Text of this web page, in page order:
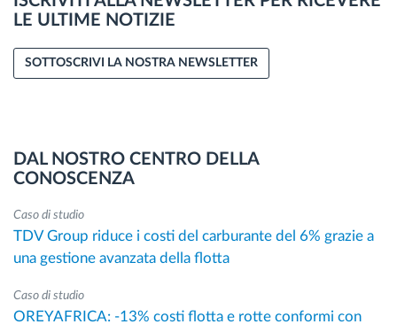
LE ULTIME NOTIZIE
SOTTOSCRIVI LA NOSTRA NEWSLETTER
DAL NOSTRO CENTRO DELLA
CONOSCENZA
Caso di studio
TDV Group riduce i costi del carburante del 6% grazie a
una gestione avanzata della flotta
Caso di studio
OREYAFRICA: -13% costi flotta e rotte conformi con